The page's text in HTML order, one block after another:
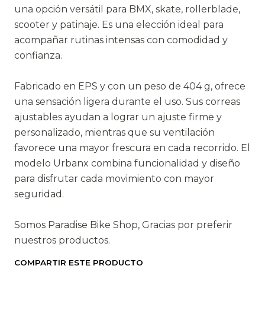
una opción versátil para BMX, skate, rollerblade,
scooter y patinaje. Es una elección ideal para
acompañar rutinas intensas con comodidad y
confianza.
Fabricado en EPS y con un peso de 404 g, ofrece
una sensación ligera durante el uso. Sus correas
ajustables ayudan a lograr un ajuste firme y
personalizado, mientras que su ventilación
favorece una mayor frescura en cada recorrido. El
modelo Urbanx combina funcionalidad y diseño
para disfrutar cada movimiento con mayor
seguridad.
Somos Paradise Bike Shop, Gracias por preferir
nuestros productos.
COMPARTIR ESTE PRODUCTO